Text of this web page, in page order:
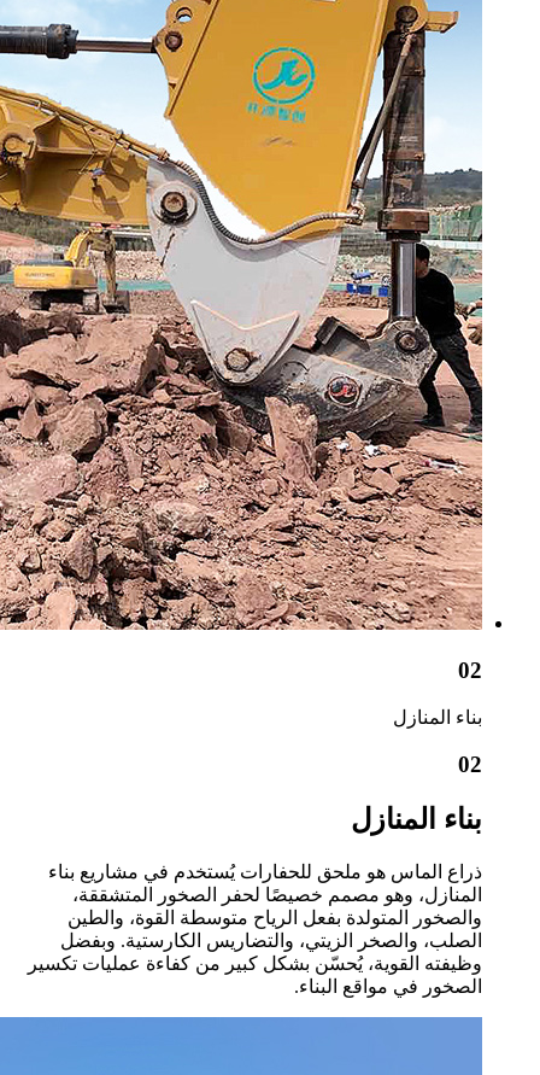
02
بناء المنازل
02
بناء المنازل
ذراع الماس هو ملحق للحفارات يُستخدم في مشاريع بناء
المنازل، وهو مصمم خصيصًا لحفر الصخور المتشققة،
والصخور المتولدة بفعل الرياح متوسطة القوة، والطين
الصلب، والصخر الزيتي، والتضاريس الكارستية. وبفضل
وظيفته القوية، يُحسّن بشكل كبير من كفاءة عمليات تكسير
الصخور في مواقع البناء.